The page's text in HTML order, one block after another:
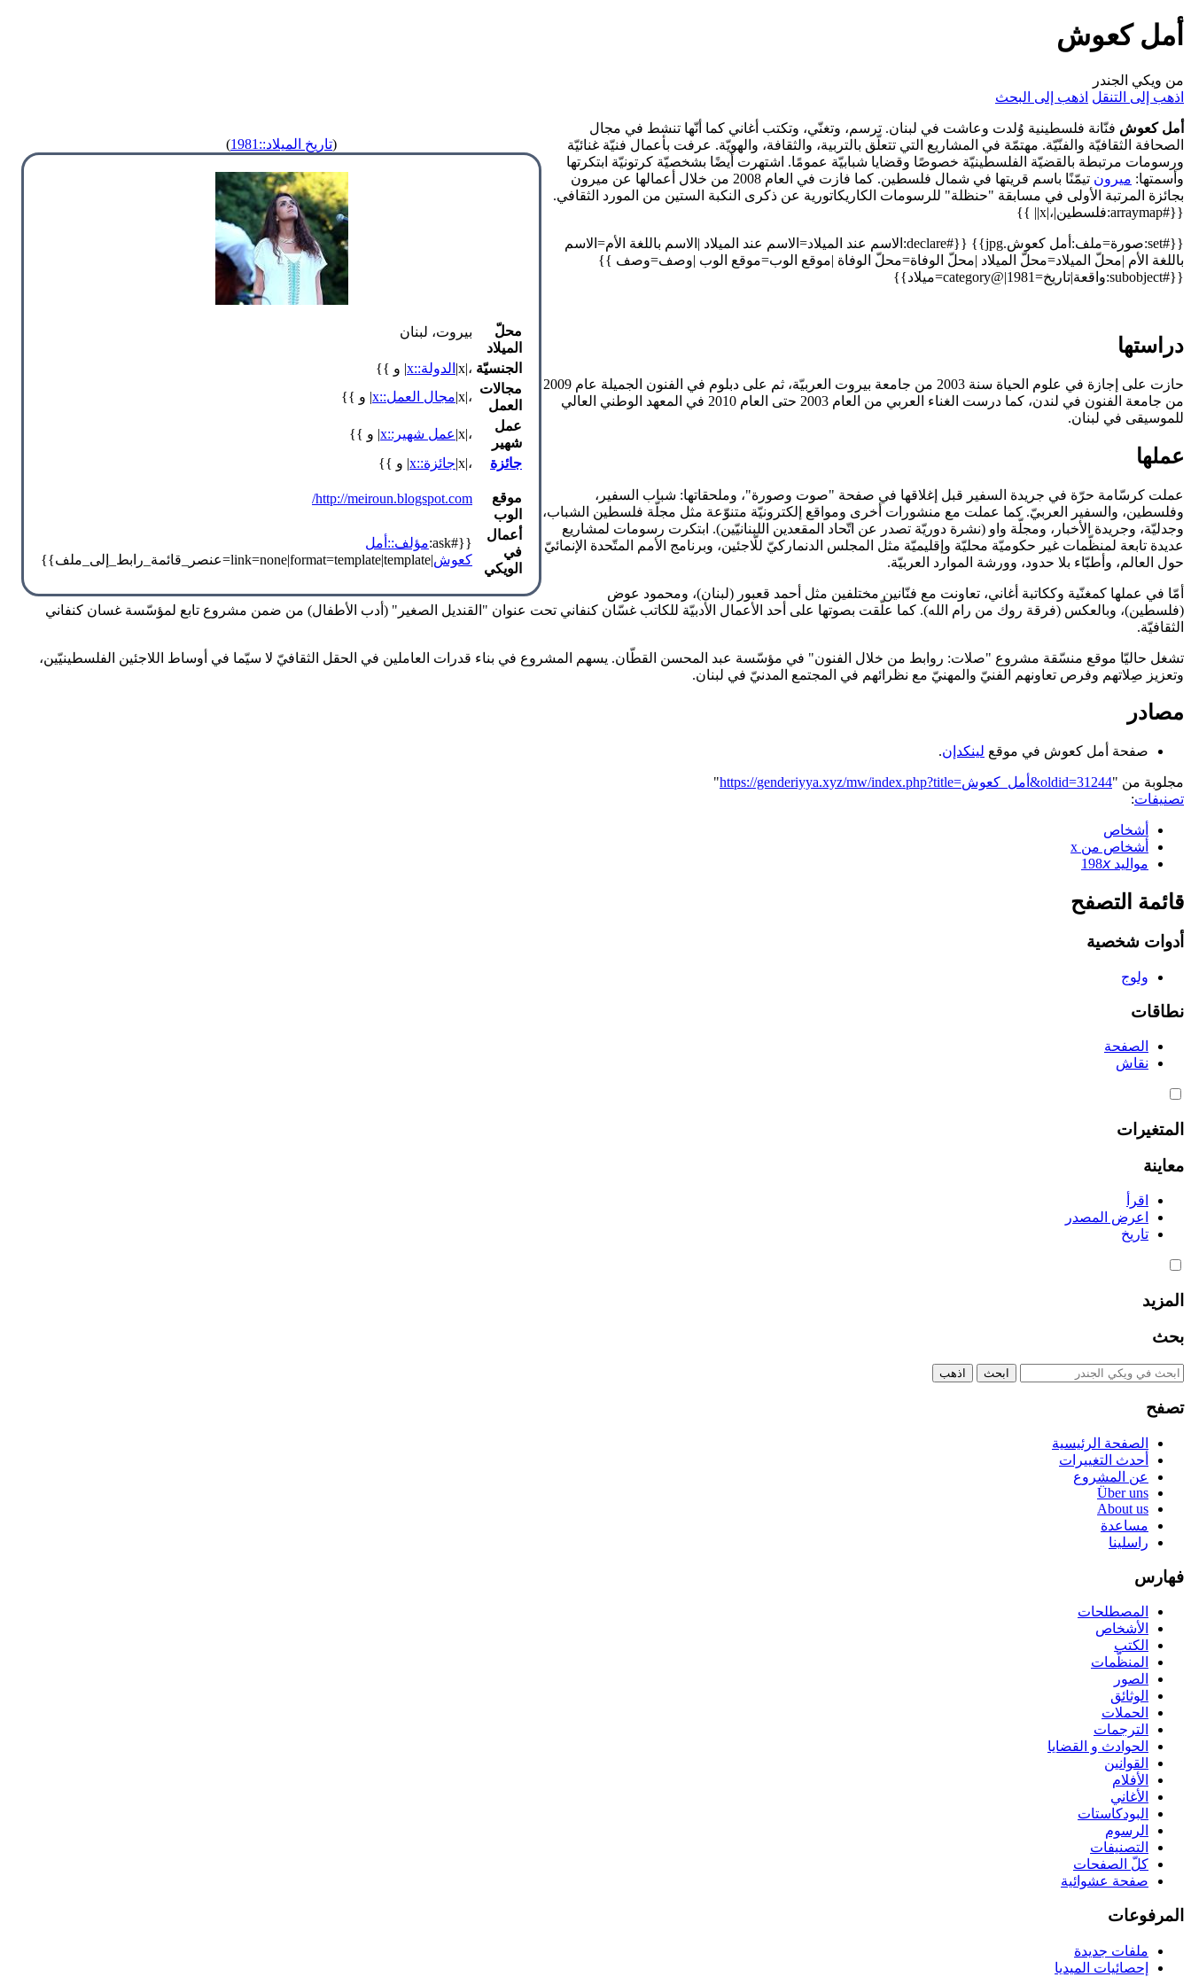
أمل كعوش
من ويكي الجندر
اذهب إلى التنقل اذهب إلى البحث
(تاريخ الميلاد::1981 )
محلّ
الميلاد
بيروت، لبنان
الجنسيّة ،|x| الدولة::x | و }}
مجالات
العمل
،|x| مجال العمل::x | و }}
عمل
شهير
،|x| عمل شهير::x | و }}
جائزة
،|x| جائزة::x | و }}
موقع
الوب
http://meiroun.blogspot.com/
أعمال
في
الويكي
{{#ask:
مؤلف::أمل
كعوش|link=none|format=template|template=عنصر_قائمة_رابط_إلى_ملف}}
أمل كعوش فنّانة فلسطينية وُلدت وعاشت في لبنان. ترسم، وتغنّي، وتكتب أغاني كما أنّها تنشط في مجال
الصحافة الثقافيّة والفنّيّة. مهتمّة في المشاريع التي تتعلّق بالتربية، والثقافة، والهويّة. عرفت بأعمال فنيّة غنائيّة
ورسومات مرتبطة بالقضيّة الفلسطينيّة خصوصًا وقضايا شبابيّة عمومًا. اشتهرت أيضًا بشخصيّة كرتونيّة ابتكرتها
وأسمتها: ميرون
تيمّنًا باسم قريتها في شمال فلسطين. كما فازت في العام 2008 من خلال أعمالها عن ميرون
بجائزة المرتبة الأولى في مسابقة "حنظلة" للرسومات الكاريكاتورية عن ذكرى النكبة الستين من المورد الثقافي.
{{#arraymap:فلسطين|،|x|| }}
{{#set:صورة=ملف:أمل كعوش.jpg}} {{#declare:الاسم عند الميلاد=الاسم عند الميلاد |الاسم باللغة الأم=الاسم
باللغة الأم |محلّ الميلاد=محلّ الميلاد |محلّ الوفاة=محلّ الوفاة |موقع الوب=موقع الوب |وصف=وصف }}
{{#subobject:واقعة|تاريخ=1981|@category=ميلاد}}
دراستها
حازت على إجازة في علوم الحياة سنة 2003 من جامعة بيروت العربيّة، ثم على دبلوم في الفنون الجميلة عام 2009
من جامعة الفنون في لندن، كما درست الغناء العربي من العام 2003 حتى العام 2010 في المعهد الوطني العالي
للموسيقى في لبنان.
عملها
عملت كرسّامة حرّة في جريدة السفير قبل إغلاقها في صفحة "صوت وصورة"، وملحقاتها: شباب السفير،
وفلسطين، والسفير العربيّ. كما عملت مع منشورات أخرى ومواقع إلكترونيّة متنوّعة مثل مجلّة فلسطين الشباب،
وجدليّة، وجريدة الأخبار، ومجلّة واو (نشرة دوريّة تصدر عن اتّحاد المقعدين اللبنانيّين). ابتكرت رسومات لمشاريع
عديدة تابعة لمنظّمات غير حكوميّة محليّة وإقليميّة مثل المجلس الدنماركيّ للّاجئين، وبرنامج الأمم المتّحدة الإنمائيّ
حول العالم، وأطبّاء بلا حدود، وورشة الموارد العربيّة.
أمّا في عملها كمغنّية وككاتبة أغاني، تعاونت مع فنّانين مختلفين مثل أحمد قعبور (لبنان)، ومحمود عوض
(فلسطين)، وبالعكس (فرقة روك من رام الله). كما علّقت بصوتها على أحد الأعمال الأدبيّة للكاتب غسّان كنفاني تحت عنوان "القنديل الصغير" (أدب الأطفال) من ضمن مشروع تابع لمؤسّسة غسان كنفاني
الثقافيّة.
تشغل حاليّا موقع منسّقة مشروع "صلات: روابط من خلال الفنون" في مؤسّسة عبد المحسن القطّان. يسهم المشروع في بناء قدرات العاملين في الحقل الثقافيّ لا سيّما في أوساط اللاجئين الفلسطينيّين،
وتعزيز صِلاتهم وفرص تعاونهم الفنيّ والمهنيّ مع نظرائهم في المجتمع المدنيّ في لبنان.
مصادر
صفحة أمل كعوش في موقع لينكدإن.
مجلوبة من "https://genderiyya.xyz/mw/index.php?title=أمل_كعوش&oldid=31244
"
تصنيفات:
أشخاص
أشخاص من x
مواليد 198𝘹
قائمة التصفح
أدوات شخصية
ولوج
نطاقات
الصفحة
نقاش
المتغيرات
معاينة
اقرأ
اعرض المصدر
تاريخ
المزيد
بحث
تصفح
الصفحة الرئيسية
أحدث التغييرات
عن المشروع
Über uns
About us
مساعدة
راسلينا
فهارس
المصطلحات
الأشخاص
الكتب
المنظّمات
الصور
الوثائق
الحملات
الترجمات
الحوادث و القضايا
القوانين
الأفلام
الأغاني
البودكاستات
الرسوم
التصنيفات
كلّ الصفحات
صفحة عشوائية
المرفوعات
ملفات جديدة
إحصائيات الميديا